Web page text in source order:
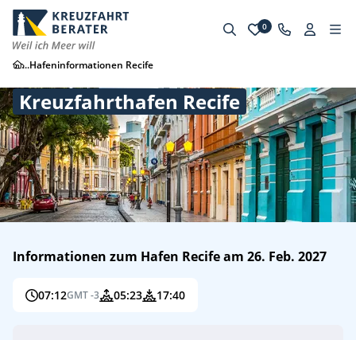
0
...Hafeninformationen Recife
Kreuzfahrthafen Recife
Informationen zum Hafen Recife am 26. Feb. 2027
07:12GMT -3 05:23 17:40